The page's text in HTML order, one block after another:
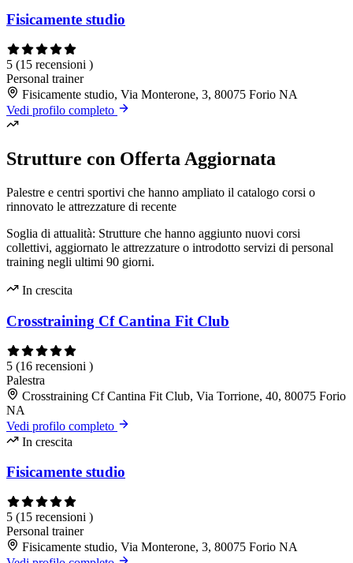
Fisicamente studio
5 (15 recensioni )
Personal trainer
Fisicamente studio, Via Monterone, 3, 80075 Forio NA
Vedi profilo completo
Strutture con Offerta Aggiornata
Palestre e centri sportivi che hanno ampliato il catalogo corsi o
rinnovato le attrezzature di recente
Soglia di attualità: Strutture che hanno aggiunto nuovi corsi
collettivi, aggiornato le attrezzature o introdotto servizi di personal
training negli ultimi 90 giorni.
In crescita
Crosstraining Cf Cantina Fit Club
5 (16 recensioni )
Palestra
Crosstraining Cf Cantina Fit Club, Via Torrione, 40, 80075 Forio
NA
Vedi profilo completo
In crescita
Fisicamente studio
5 (15 recensioni )
Personal trainer
Fisicamente studio, Via Monterone, 3, 80075 Forio NA